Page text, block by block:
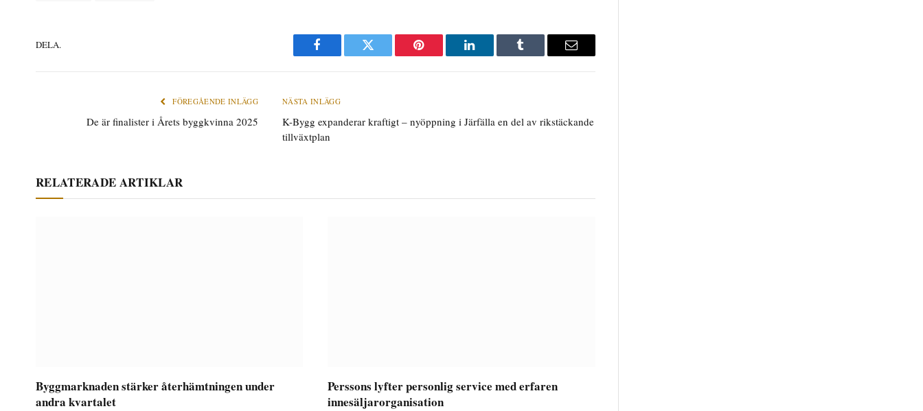
DELA.
Facebook Twitter Pinterest LinkedIn Tumblr
E-
FÖREGÅENDE INLÄGG
De är finalister i Årets byggkvinna 2025
NÄSTA INLÄGG
K-Bygg expanderar kraftigt – nyöppning i Järfälla en del av rikstäckande
tillväxtplan
RELATERADE ARTIKLAR
Byggmarknaden stärker återhämtningen under
andra kvartalet
Perssons lyfter personlig service med erfaren
innesäljarorganisation